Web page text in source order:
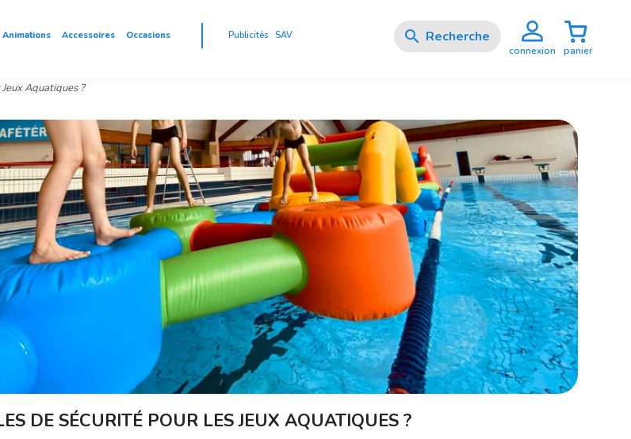
Animations Accessoires Occasions Publicités SAV 
connexion panier
Aquatiques ?
DE SÉCURITÉ POUR LES JEUX AQUATIQUES ?